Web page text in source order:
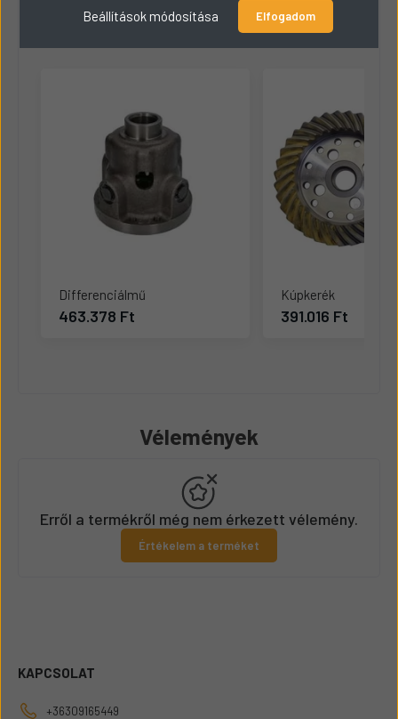
Hasonló termékek 8
Differenciálmű
463.378 Ft
Kúpkerék
391.016 Ft
Vélemények
Erről a termékről még nem érkezett vélemény.
Értékelem a terméket
KAPCSOLAT
+36309165449
Beállítások módosítása Elfogadom